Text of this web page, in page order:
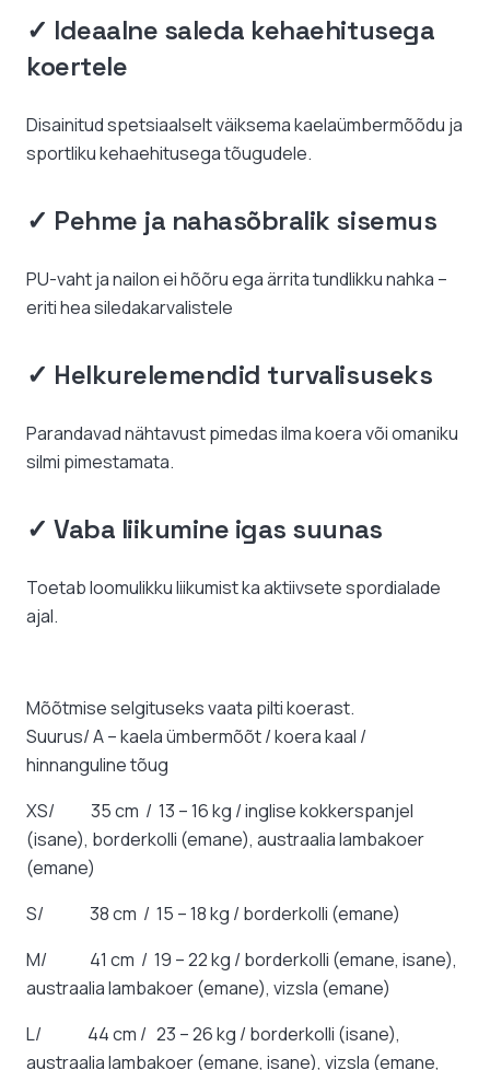
✓ Ideaalne saleda kehaehitusega
koertele
Disainitud spetsiaalselt väiksema kaelaümbermõõdu ja
sportliku kehaehitusega tõugudele.
✓ Pehme ja nahasõbralik sisemus
PU-vaht ja nailon ei hõõru ega ärrita tundlikku nahka –
eriti hea siledakarvalistele
✓ Helkurelemendid turvalisuseks
Parandavad nähtavust pimedas ilma koera või omaniku
silmi pimestamata.
✓ Vaba liikumine igas suunas
Toetab loomulikku liikumist ka aktiivsete spordialade
ajal.
Mõõtmise selgituseks vaata pilti koerast.
Suurus/ A – kaela ümbermõõt / koera kaal /
hinnanguline tõug
XS/ 35 cm / 13 – 16 kg / inglise kokkerspanjel
(isane), borderkolli (emane), austraalia lambakoer
(emane)
S/ 38 cm / 15 – 18 kg / borderkolli (emane)
M/ 41 cm / 19 – 22 kg / borderkolli (emane, isane),
austraalia lambakoer (emane), vizsla (emane)
L/ 44 cm / 23 – 26 kg / borderkolli (isane),
austraalia lambakoer (emane, isane), vizsla (emane,